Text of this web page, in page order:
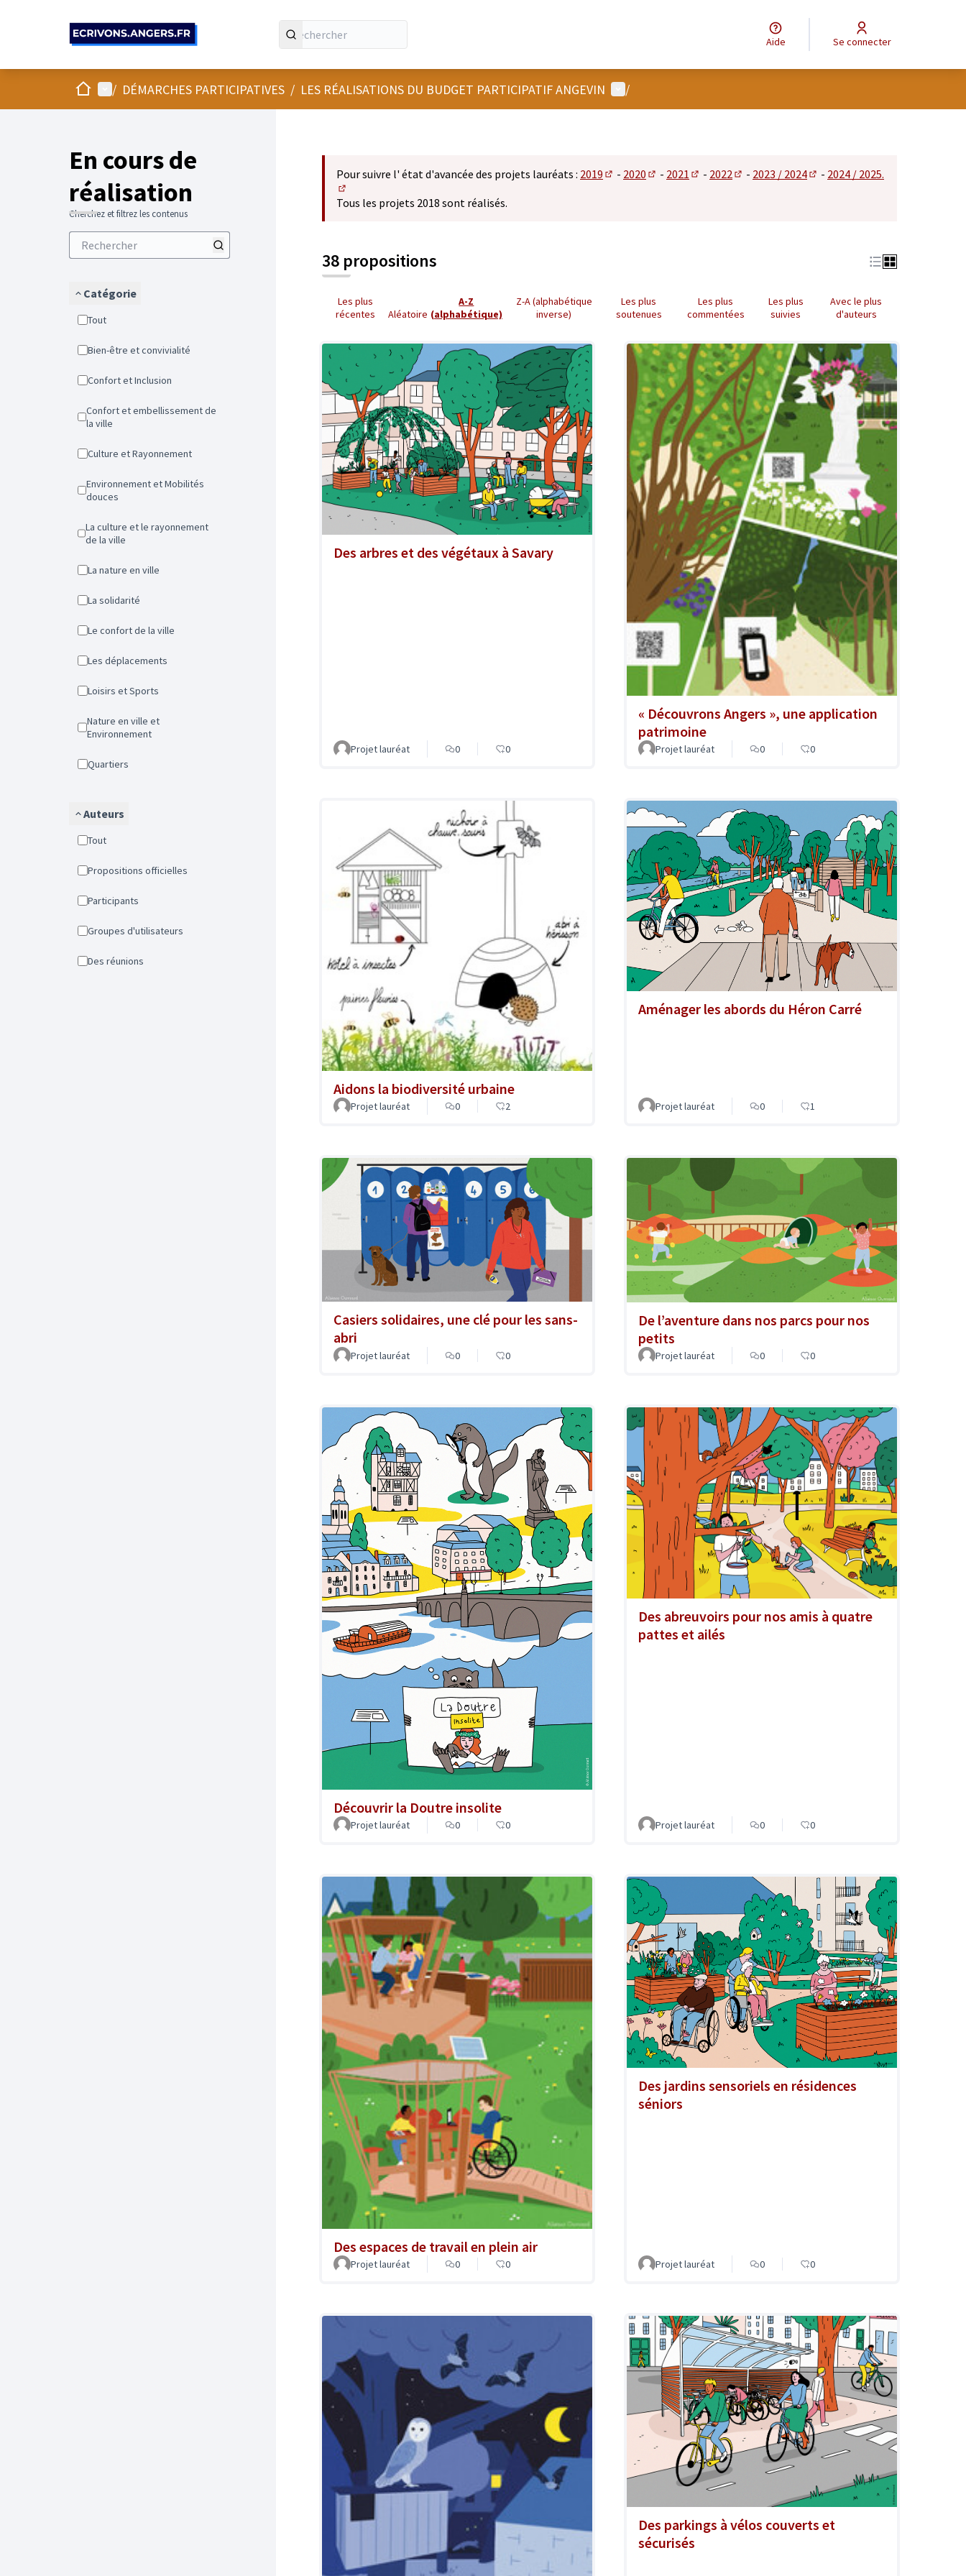
Aide Se connecter
AccueilMenu principal
/ DÉMARCHES PARTICIPATIVES / LES RÉALISATIONS DU BUDGET PARTICIPATIF ANGEVIN Menu utilisateur
/
En cours de
réalisation
Cherchez et filtrez les contenus
Catégorie
Tout
Bien-être et convivialité
Confort et Inclusion
Confort et embellissement de
la ville
Culture et Rayonnement
Environnement et Mobilités
douces
La culture et le rayonnement
de la ville
La nature en ville
La solidarité
Le confort de la ville
Les déplacements
Loisirs et Sports
Nature en ville et
Environnement
Quartiers
Auteurs
Tout
Propositions officielles
Participants
Groupes d'utilisateurs
Des réunions
Pour suivre l' état d'avancée des projets lauréats : 2019 - 2020
(S'ouvre dans un nouvel onglet)
- 2021
(S'ouvre dans un nouvel onglet)
- 2022
(S'ouvre dans un nouvel onglet)
- 2023 / 2024
(S'ouvre dans un nouvel onglet)
- 2024 / 2025.
(S'ouvre dans un nouvel onglet)
Tous les projets 2018 sont réalisés.
38 propositions
Les plus
récentes
Aléatoire
A-Z
(alphabétique)
Z-A (alphabétique
inverse)
Les plus
soutenues
Les plus
commentées
Les plus
suivies
Avec le plus
d'auteurs
Des arbres et des végétaux à Savary
Projet lauréat 0 0
« Découvrons Angers », une application
patrimoine
Projet lauréat 0 0
Aidons la biodiversité urbaine
Projet lauréat 0 2
Aménager les abords du Héron Carré
Projet lauréat 0 1
Casiers solidaires, une clé pour les sans-
abri
Projet lauréat 0 0
De l’aventure dans nos parcs pour nos
petits
Projet lauréat 0 0
Découvrir la Doutre insolite
Projet lauréat 0 0
Des abreuvoirs pour nos amis à quatre
pattes et ailés
Projet lauréat 0 0
Des espaces de travail en plein air
Projet lauréat 0 0
Des jardins sensoriels en résidences
séniors
Projet lauréat 0 0
Des parkings à vélos couverts et
sécurisés